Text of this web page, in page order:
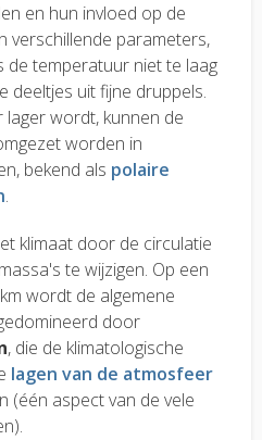
en hun invloed op de
verschillende parameters,
de temperatuur niet te laag
deeltjes uit fijne druppels.
wordt, kunnen de
worden in
bekend als polaire
.
klimaat door de circulatie
te wijzigen. Op een
wordt de algemene
door
, die de klimatologische
lagen van de atmosfeer
(één aspect van de vele